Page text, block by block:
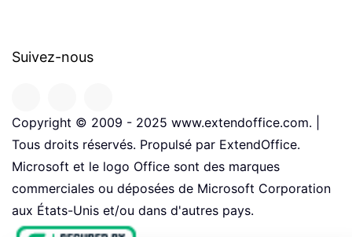
Suivez-nous
Copyright © 2009 - 2025 www.extendoffice.com. |
Tous droits réservés. Propulsé par ExtendOffice.
Microsoft et le logo Office sont des marques
commerciales ou déposées de Microsoft Corporation
aux États-Unis et/ou dans d'autres pays.